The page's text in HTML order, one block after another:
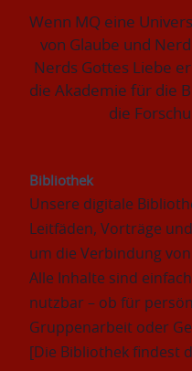
Wenn MQ eine
von Glaube und
Nerds Gottes Liebe
die Akademie für die
die
Bibliothek
Unsere digitale
Leitfäden, Vorträge
um die Verbindung
Alle Inhalte sind
nutzbar – ob für
Gruppenarbeit oder
[Die Bibliothek findest